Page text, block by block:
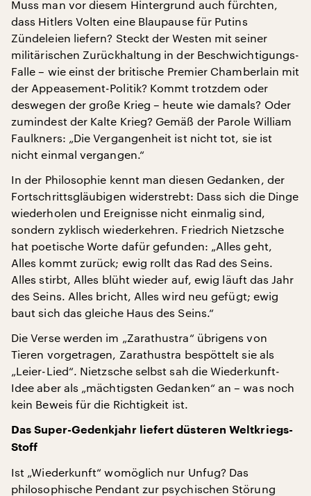
Muss man vor diesem Hintergrund auch fürchten,
dass Hitlers Volten eine Blaupause für Putins
Zündeleien liefern? Steckt der Westen mit seiner
militärischen Zurückhaltung in der Beschwichtigungs-
Falle – wie einst der britische Premier Chamberlain mit
der Appeasement-Politik? Kommt trotzdem oder
deswegen der große Krieg – heute wie damals? Oder
zumindest der Kalte Krieg? Gemäß der Parole William
Faulkners: „Die Vergangenheit ist nicht tot, sie ist
nicht einmal vergangen.“
In der Philosophie kennt man diesen Gedanken, der
Fortschrittsgläubigen widerstrebt: Dass sich die Dinge
wiederholen und Ereignisse nicht einmalig sind,
sondern zyklisch wiederkehren. Friedrich Nietzsche
hat poetische Worte dafür gefunden: „Alles geht,
Alles kommt zurück; ewig rollt das Rad des Seins.
Alles stirbt, Alles blüht wieder auf, ewig läuft das Jahr
des Seins. Alles bricht, Alles wird neu gefügt; ewig
baut sich das gleiche Haus des Seins.“
Die Verse werden im „Zarathustra“ übrigens von
Tieren vorgetragen, Zarathustra bespöttelt sie als
„Leier-Lied“. Nietzsche selbst sah die Wiederkunft-
Idee aber als „mächtigsten Gedanken“ an – was noch
kein Beweis für die Richtigkeit ist.
Das Super-Gedenkjahr liefert düsteren Weltkriegs-
Stoff
Ist „Wiederkunft“ womöglich nur Unfug? Das
philosophische Pendant zur psychischen Störung